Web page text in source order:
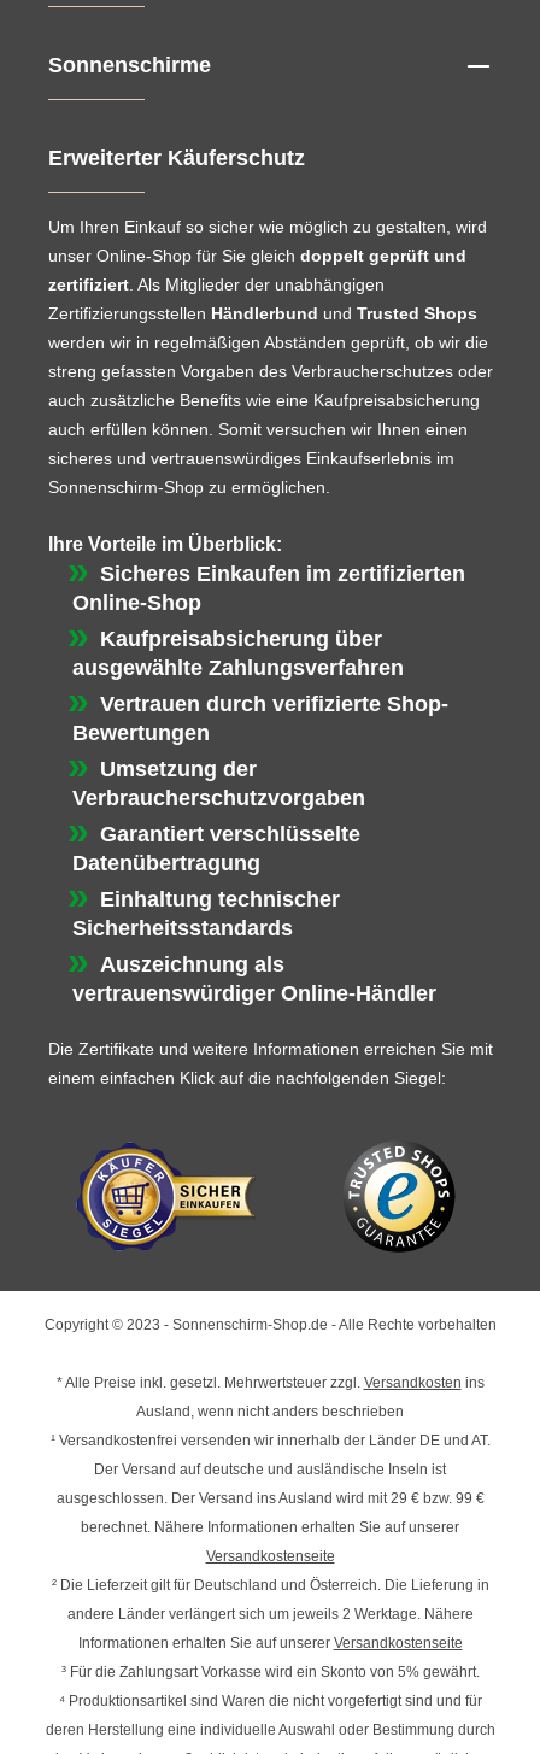
Sonnenschirme
Erweiterter Käuferschutz
Um Ihren Einkauf so sicher wie möglich zu gestalten, wird
unser Online-Shop für Sie gleich doppelt geprüft und
zertifiziert . Als Mitglieder der unabhängigen
Zertifizierungsstellen Händlerbund und Trusted Shops
werden wir in regelmäßigen Abständen geprüft, ob wir die
streng gefassten Vorgaben des Verbraucherschutzes oder
auch zusätzliche Benefits wie eine Kaufpreisabsicherung
auch erfüllen können. Somit versuchen wir Ihnen einen
sicheres und vertrauenswürdiges Einkaufserlebnis im
Sonnenschirm-Shop zu ermöglichen.
Ihre Vorteile im Überblick:
Sicheres Einkaufen im zertifizierten
Online-Shop
Kaufpreisabsicherung über
ausgewählte Zahlungsverfahren
Vertrauen durch verifizierte Shop-
Bewertungen
Umsetzung der
Verbraucherschutzvorgaben
Garantiert verschlüsselte
Datenübertragung
Einhaltung technischer
Sicherheitsstandards
Auszeichnung als
vertrauenswürdiger Online-Händler
Die Zertifikate und weitere Informationen erreichen Sie mit
einem einfachen Klick auf die nachfolgenden Siegel:
Copyright © 2023 - Sonnenschirm-Shop.de - Alle Rechte vorbehalten
* Alle Preise inkl. gesetzl. Mehrwertsteuer zzgl. Versandkosten ins
Ausland, wenn nicht anders beschrieben
¹ Versandkostenfrei versenden wir innerhalb der Länder DE und AT.
Der Versand auf deutsche und ausländische Inseln ist
ausgeschlossen. Der Versand ins Ausland wird mit29 € bzw. 99 €
berechnet. Nähere Informationen erhalten Sie auf unserer
Versandkostenseite
² Die Lieferzeit gilt für Deutschland und Österreich. Die Lieferung in
andere Länder verlängert sich um jeweils 2 Werktage. Nähere
Informationen erhalten Sie auf unserer Versandkostenseite
³ Für die Zahlungsart Vorkasse wird ein Skonto von 5% gewährt.
⁴ Produktionsartikel sind Waren die nicht vorgefertigt sind und für
deren Herstellung eine individuelle Auswahl oder Bestimmung durch